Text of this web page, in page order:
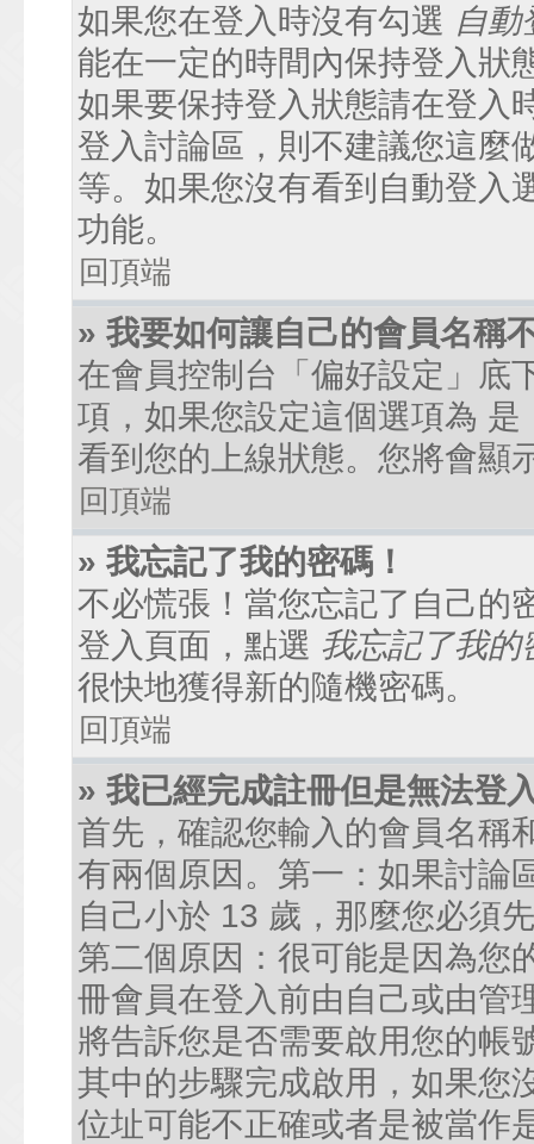
如果您在登入時沒有勾選 自動
能在一定的時間內保持登入狀
如果要保持登入狀態請在登入
登入討論區，則不建議您這麼
等。如果您沒有看到自動登入
功能。
回頂端
» 我要如何讓自己的會員名稱
在會員控制台「偏好設定」底
項，如果您設定這個選項為 是
看到您的上線狀態。您將會顯
回頂端
» 我忘記了我的密碼！
不必慌張！當您忘記了自己的
登入頁面，點選 我忘記了我的
很快地獲得新的隨機密碼。
回頂端
» 我已經完成註冊但是無法登
首先，確認您輸入的會員名稱
有兩個原因。第一：如果討論
自己小於 13 歲，那麼您必須
第二個原因：很可能是因為您
冊會員在登入前由自己或由管
將告訴您是否需要啟用您的帳
其中的步驟完成啟用，如果您
位址可能不正確或者是被當作